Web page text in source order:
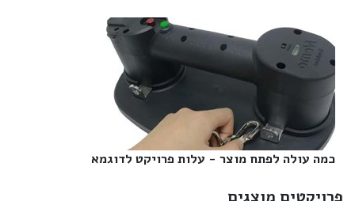
כמה עולה לפתח מוצר - עלות פרויקט לדוגמא‎